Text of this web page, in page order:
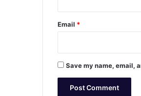
Email *
Save my name, email,